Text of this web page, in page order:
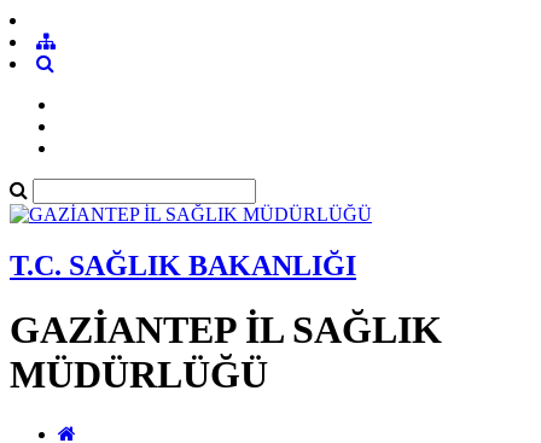
T.C. SAĞLIK BAKANLIĞI
GAZİANTEP İL SAĞLIK
MÜDÜRLÜĞÜ